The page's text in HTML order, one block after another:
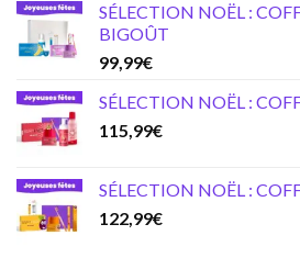
SÉLECTION NOËL :
BIGOÛT
99,99€
SÉLECTION NOËL :
115,99€
SÉLECTION NOËL :
122,99€